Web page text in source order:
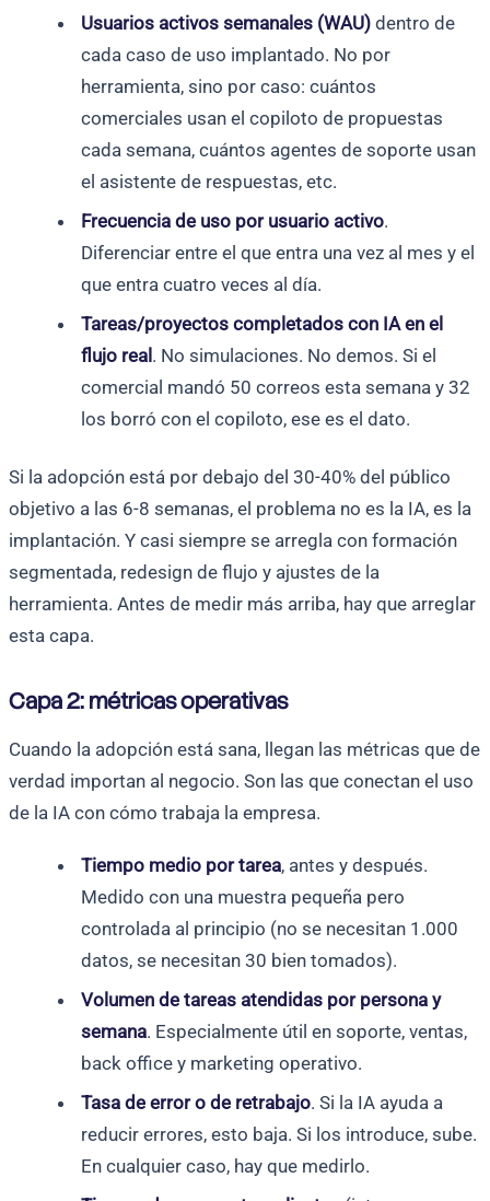
Usuarios activos semanales (WAU) dentro de
cada caso de uso implantado. No por
herramienta, sino por caso: cuántos
comerciales usan el copiloto de propuestas
cada semana, cuántos agentes de soporte usan
el asistente de respuestas, etc.
Frecuencia de uso por usuario activo.
Diferenciar entre el que entra una vez al mes y el
que entra cuatro veces al día.
Tareas/proyectos completados con IA en el
flujo real . No simulaciones. No demos. Si el
comercial mandó 50 correos esta semana y 32
los borró con el copiloto, ese es el dato.
Si la adopción está por debajo del 30-40% del público
objetivo a las 6-8 semanas, el problema no es la IA, es la
implantación. Y casi siempre se arregla con formación
segmentada, redesign de flujo y ajustes de la
herramienta. Antes de medir más arriba, hay que arreglar
esta capa.
Capa 2: métricas operativas
Cuando la adopción está sana, llegan las métricas que de
verdad importan al negocio. Son las que conectan el uso
de la IA con cómo trabaja la empresa.
Tiempo medio por tarea, antes y después.
Medido con una muestra pequeña pero
controlada al principio (no se necesitan 1.000
datos, se necesitan 30 bien tomados).
Volumen de tareas atendidas por persona y
semana. Especialmente útil en soporte, ventas,
back office y marketing operativo.
Tasa de error o de retrabajo. Si la IA ayuda a
reducir errores, esto baja. Si los introduce, sube.
En cualquier caso, hay que medirlo.